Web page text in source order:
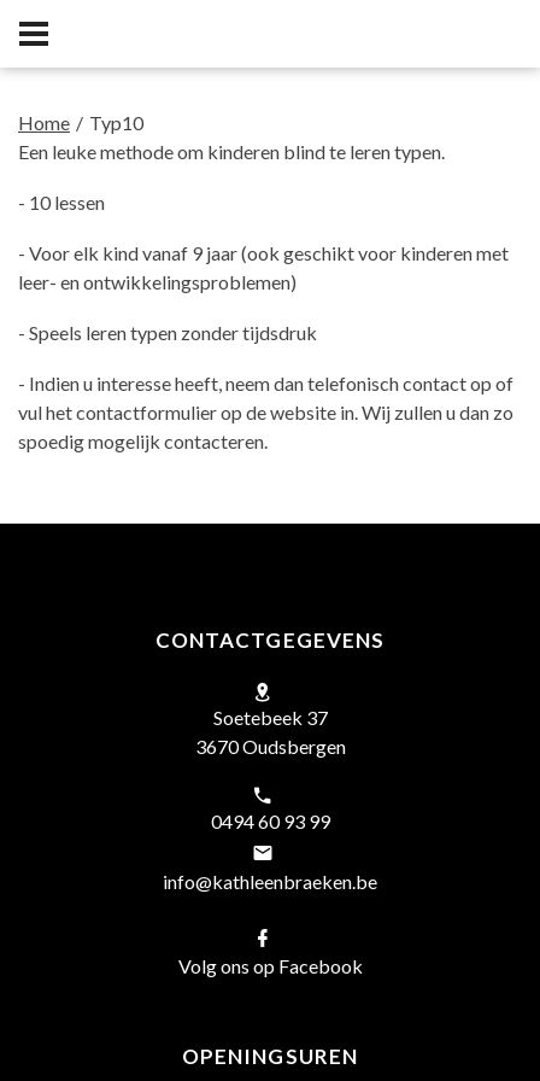
Home
Typ10
Een leuke methode om kinderen blind te leren typen.
- 10 lessen
- Voor elk kind vanaf 9 jaar (ook geschikt voor kinderen met
leer- en ontwikkelingsproblemen)
- Speels leren typen zonder tijdsdruk
- Indien u interesse heeft, neem dan telefonisch contact op of
vul het contactformulier op de website in. Wij zullen u dan zo
spoedig mogelijk contacteren.
CONTACTGEGEVENS
Soetebeek 37
3670 Oudsbergen
0494 60 93 99
info@kathleenbraeken.be
Volg ons op Facebook
OPENINGSUREN